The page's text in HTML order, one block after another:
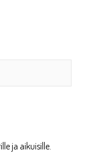
ja aikuisille.